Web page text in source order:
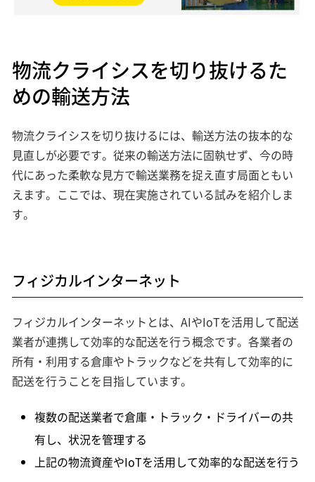
物流クライシスを切り抜けるた
めの輸送方法
物流クライシスを切り抜けるには、輸送方法の抜本的な
見直しが必要です。従来の輸送方法に固執せず、今の時
代にあった柔軟な見方で輸送業務を捉え直す局面ともい
えます。ここでは、現在実施されている試みを紹介しま
す。
フィジカルインターネット
フィジカルインターネットとは、AIやIoTを活用して配送
業者が連携して効率的な配送を行う概念です。各業者の
所有・利用する倉庫やトラックなどを共有して効率的に
配送を行うことを目指しています。
複数の配送業者で倉庫・トラック・ドライバーの共
有し、状況を管理する
上記の物流資産やIoTを活用して効率的な配送を行う